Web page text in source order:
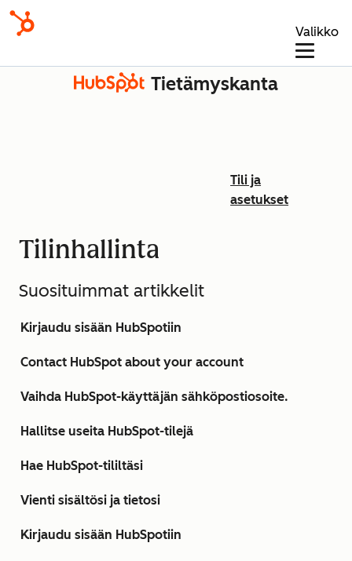
Valikko
Tietämyskanta
Tili ja
asetukset
Tilinhallinta
Suosituimmat artikkelit
Kirjaudu sisään HubSpotiin
Contact HubSpot about your account
Vaihda HubSpot-käyttäjän sähköpostiosoite.
Hallitse useita HubSpot-tilejä
Hae HubSpot-tililtäsi
Vienti sisältösi ja tietosi
Kirjaudu sisään HubSpotiin